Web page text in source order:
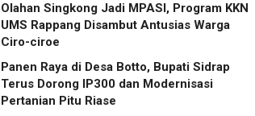
Olahan Singkong Jadi MPASI, Program KKN
UMS Rappang Disambut Antusias Warga
Ciro-ciroe
Panen Raya di Desa Botto, Bupati Sidrap
Terus Dorong IP300 dan Modernisasi
Pertanian Pitu Riase